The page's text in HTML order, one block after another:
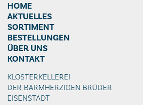
HOME
AKTUELLES
SORTIMENT
BESTELLUNGEN
ÜBER UNS
KONTAKT
KLOSTERKELLEREI
DER BARMHERZIGEN BRÜDER
EISENSTADT